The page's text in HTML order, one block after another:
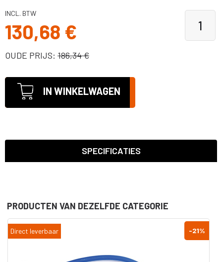
INCL. BTW
130,68 €
OUDE PRIJS: 186,34 €
IN WINKELWAGEN
SPECIFICATIES
PRODUCTEN VAN DEZELFDE CATEGORIE
-21%
Direct leverbaar